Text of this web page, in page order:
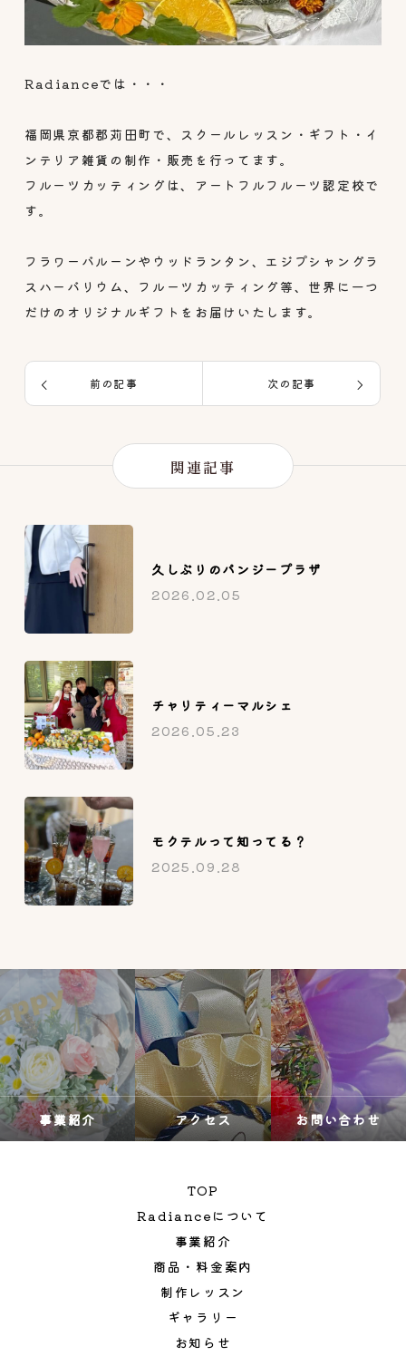
Radianceでは・・・
福岡県京都郡苅田町で、スクールレッスン・ギフト・イ
ンテリア雑貨の制作・販売を行ってます。
フルーツカッティングは、アートフルフルーツ認定校で
す。
フラワーバルーンやウッドランタン、エジプシャングラ
スハーバリウム、フルーツカッティング等、世界に一つ
だけのオリジナルギフトをお届けいたします。
前の記事 次の記事
関連記事
久しぶりのパンジープラザ
2026.02.05
チャリティーマルシェ
2026.05.23
モクテルって知ってる？
2025.09.28
事業紹介 アクセス お問い合わせ
TOP
Radianceについて
事業紹介
商品・料金案内
制作レッスン
ギャラリー
お知らせ